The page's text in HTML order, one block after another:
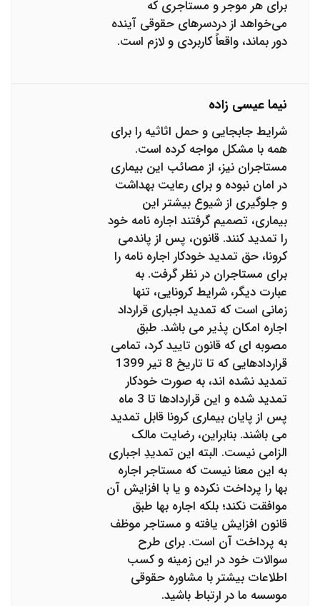
برای هر موجر و مستاجری که
می‌خواهد از دردسرهای حقوقی آینده
دور بماند، واقعاً کاربردی و لازم است.
نیما عیسی زاده
شرایط جابجایی و حمل اثاثیه را برای
همه با مشکل مواجه کرده است.
مستاجران نیز، از مصائب این بیماری
در امان نبوده و برای رعایت بهداشت
و جلوگیری از شیوع بیشتر این
بیماری، تصمیم گرفتند اجاره نامه خود
را تمدید کنند. قانون، پس از پاندمی
کرونا، حق تمدید خودکار اجاره نامه را
برای مستاجران در نظر گرفت. به
عبارت دیگر، شرایط کرونایی، تنها
زمانی است که تمدید اجباری قرارداد
اجاره امکان پذیر می باشد. طبق
مصوبه ای که قانون تایید کرد، تمامی
قراردادهایی که تا تاریخ 8 تیر 1399
تمدید نشده اند، به صورت خودکار
تمدید شده و این قراردادها تا 3 ماه
پس از پایان بیماری کرونا قابل تمدید
می باشند. بنابراین، رضایت مالک
الزامی نیست. البته این تمدیدِ اجباری
به این معنا نیست که مستاجر اجاره
بها را پرداخت نکرده و یا با افزایش آن
موافقت نکند؛ بلکه اجاره بها طبق
قانون افزایش یافته و مستاجر موظف
به پرداخت آن است. برای طرح
سوالات خود در این زمینه و کسب
اطلاعات بیشتر با مشاوره حقوقی
موسسه ما در ارتباط باشید.